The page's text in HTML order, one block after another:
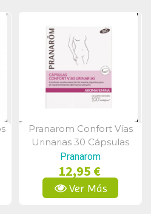
Vista Rápida
Pranarom Confort Vías
Urinarias 30 Cápsulas
Pranarom
12,95 €
Ver Más